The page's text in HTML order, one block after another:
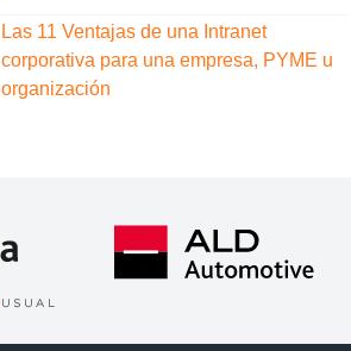
Las 11 Ventajas de una Intranet
corporativa para una empresa, PYME u
organización